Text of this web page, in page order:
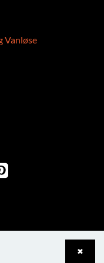
Vanløse
✖